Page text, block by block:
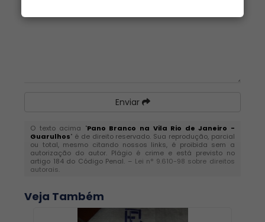
Enviar
O texto acima "Pano Branco na Vila Rio de Janeiro -
Guarulhos" é de direito reservado. Sua reprodução, parcial
ou total, mesmo citando nossos links, é proibida sem a
autorização do autor. Plágio é crime e está previsto no
artigo 184 do Código Penal. – Lei n° 9.610-98 sobre direitos
autorais.
Veja Também